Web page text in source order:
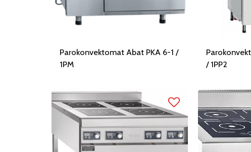
Parokonvektomat Abat PKA 6-1 /
1PM
/ 1PP2